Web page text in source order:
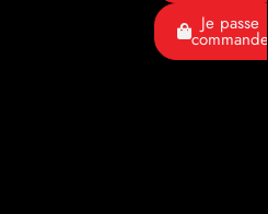
Je passe
commande